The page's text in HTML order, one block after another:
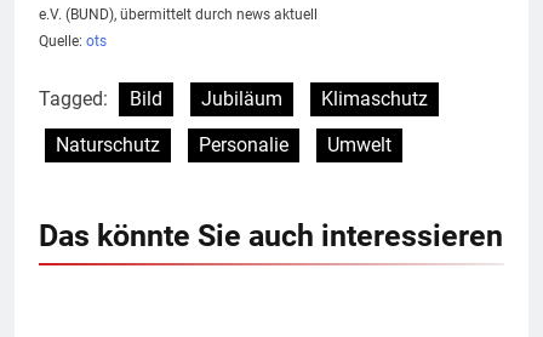
e.V. (BUND), übermittelt durch news aktuell
Quelle: ots
Tagged: Bild Jubiläum
Klimaschutz
Naturschutz
Personalie Umwelt
Das könnte Sie auch interessieren